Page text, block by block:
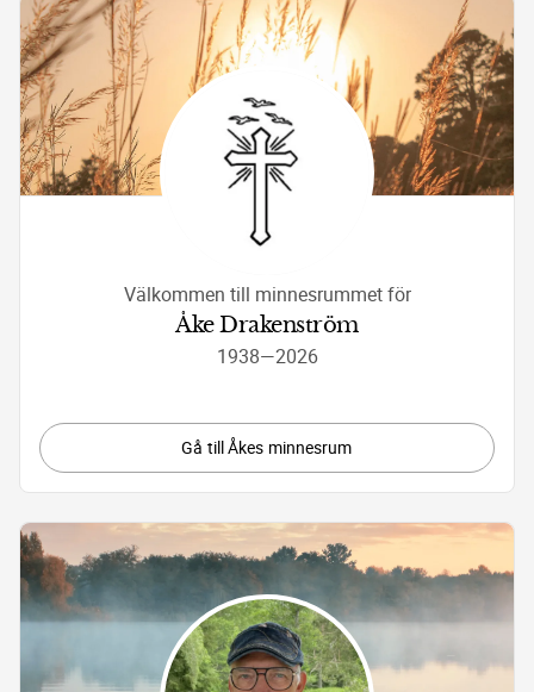
Välkommen till minnesrummet för
Åke Drakenström
1938—2026
Gå till Åkes minnesrum